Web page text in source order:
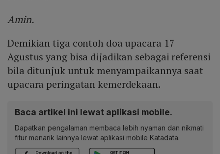
Amin.
Demikian tiga contoh doa upacara 17
Agustus yang bisa dijadikan sebagai referensi
bila ditunjuk untuk menyampaikannya saat
upacara peringatan kemerdekaan.
Baca artikel ini lewat aplikasi mobile.
Dapatkan pengalaman membaca lebih nyaman dan nikmati
fitur menarik lainnya lewat aplikasi mobile Katadata.